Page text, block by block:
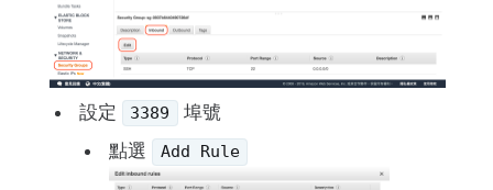
設定 3389
埠號
點選
Add Rule